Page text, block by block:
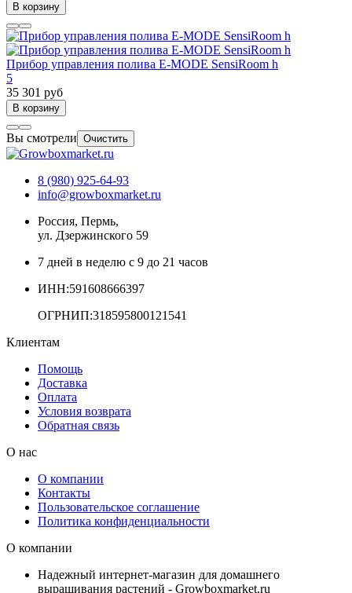
В корзину
Прибор управления полива E-MODE SensiRoom h
5
35 301 руб
В корзину
Вы смотрели Очистить
8 (980) 925-64-93
info@growboxmarket.ru
Россия, Пермь,
ул. Дзержинского 59
7 дней в неделю с 9 до 21 часов
ИНН:591608666397
ОГРНИП:318595800121541
Клиентам
Помощь
Доставка
Оплата
Условия возврата
Обратная связь
О нас
О компании
Контакты
Пользовательское соглашение
Политика конфиденциальности
О компании
Надежный интернет-магазин для домашнего
выращивания растений - Growboxmarket.ru